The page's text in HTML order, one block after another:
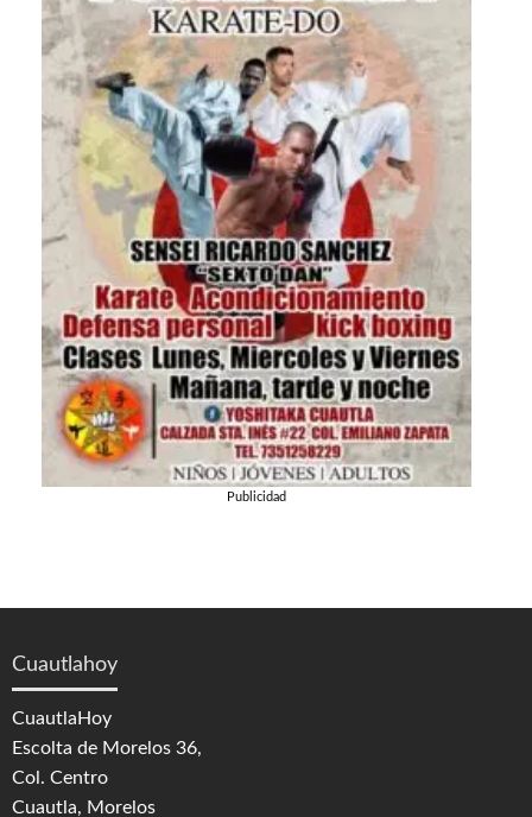
Publicidad
Cuautlahoy
CuautlaHoy
Escolta de Morelos 36,
Col. Centro
Cuautla, Morelos